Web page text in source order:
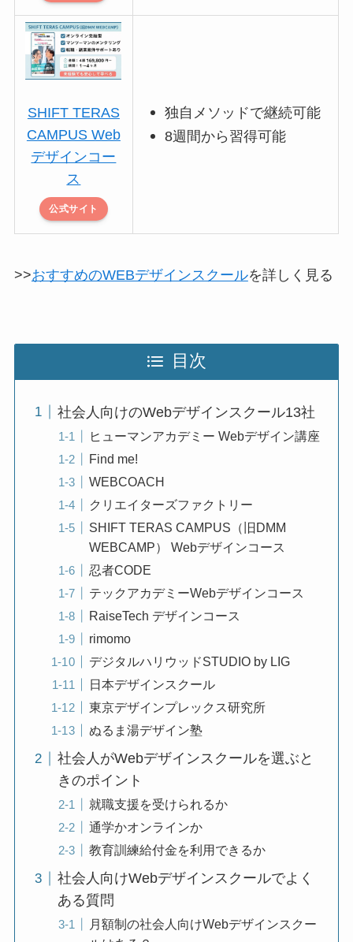
SHIFT TERAS
CAMPUS Web
デザインコー
ス
公式サイト
独自メソッドで継続可能
8週間から習得可能
>>おすすめのWEBデザインスクールを詳しく見る
目次
社会人向けのWebデザインスクール13社
ヒューマンアカデミー Webデザイン講座
Find me!
WEBCOACH
クリエイターズファクトリー
SHIFT TERAS CAMPUS（旧DMM
WEBCAMP） Webデザインコース
忍者CODE
テックアカデミーWebデザインコース
RaiseTech デザインコース
rimomo
デジタルハリウッドSTUDIO by LIG
日本デザインスクール
東京デザインプレックス研究所
ぬるま湯デザイン塾
社会人がWebデザインスクールを選ぶと
きのポイント
就職支援を受けられるか
通学かオンラインか
教育訓練給付金を利用できるか
社会人向けWebデザインスクールでよく
ある質問
月額制の社会人向けWebデザインスクー